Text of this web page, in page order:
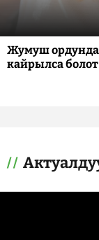
Жумуш
кайрылса болот